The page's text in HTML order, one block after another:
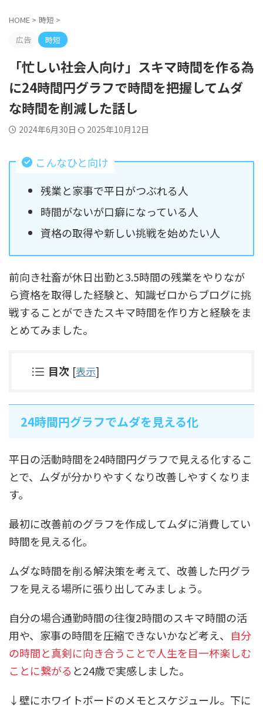
HOME > 時短 >
広告
時短
「忙しい社会人向け」スキマ時間を作る為
に24時間円グラフで時間を把握してムダ
な時間を削減した話し
2024年6月30日 2025年10月12日
こんなひと向け
残業と家事で平日がつぶれる人
時間がないが口癖になっている人
資格の取得や新しい挑戦を始めたい人
前向き社畜が休日出勤と3.5時間の残業をやりなが
ら資格を取得した経験と、知識ゼロからブログに挑
戦することができたスキマ時間を作り方と経験をま
とめてみました。
目次 [表示]
24時間円グラフでムダを見える化
平日の活動時間を24時間円グラフで見える化するこ
とで、ムダが分かりやすくなり改善しやすくなりま
す。
最初に改善前のグラフを作成してムダに消費してい
時間を見える化。
ムダな時間を削る解決策を考えて、改善した円グラ
フを見える場所に張り出してみましょう。
自分の場合通勤時間の往復2時間のスキマ時間の活
用や、家事の時間を圧縮できないかなど考え、
自分
の時間と真剣に向き合うことで人生を目一杯楽しむ
ことに繋がる と24歳で実感しました。
↓壁にホワイトボードのメモとスケジュール。下に